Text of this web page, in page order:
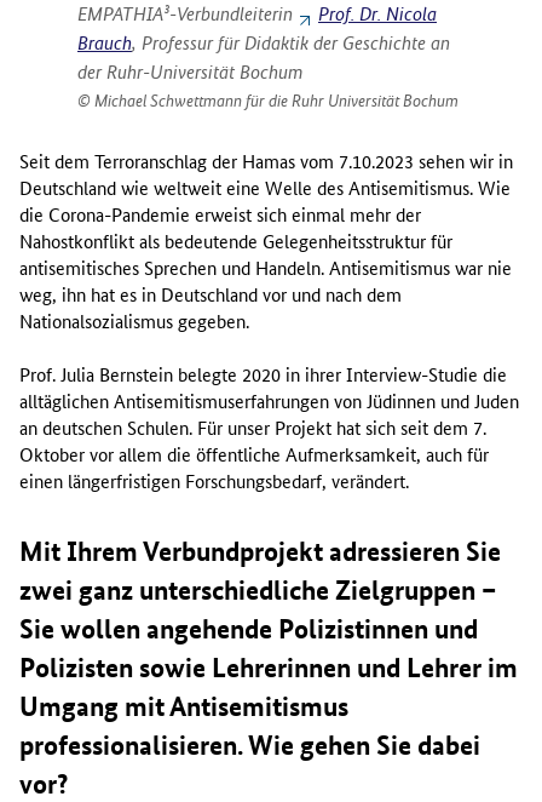
EMPATHIA³-Verbundleiterin
Prof. Dr. Nicola
Brauch, Professur für Didaktik der Geschichte an
der Ruhr-Universität Bochum
Michael Schwettmann für die Ruhr Universität Bochum
Seit dem Terroranschlag der Hamas vom 7.10.2023 sehen wir in
Deutschland wie weltweit eine Welle des Antisemitismus. Wie
die Corona-Pandemie erweist sich einmal mehr der
Nahostkonflikt als bedeutende Gelegenheitsstruktur für
antisemitisches Sprechen und Handeln. Antisemitismus war nie
weg, ihn hat es in Deutschland vor und nach dem
Nationalsozialismus gegeben.
Prof. Julia Bernstein belegte 2020 in ihrer Interview-Studie die
alltäglichen Antisemitismuserfahrungen von Jüdinnen und Juden
an deutschen Schulen. Für unser Projekt hat sich seit dem 7.
Oktober vor allem die öffentliche Aufmerksamkeit, auch für
einen längerfristigen Forschungsbedarf, verändert.
Mit Ihrem Verbundprojekt adressieren Sie
zwei ganz unterschiedliche Zielgruppen –
Sie wollen angehende Polizistinnen und
Polizisten sowie Lehrerinnen und Lehrer im
Umgang mit Antisemitismus
professionalisieren. Wie gehen Sie dabei
vor?